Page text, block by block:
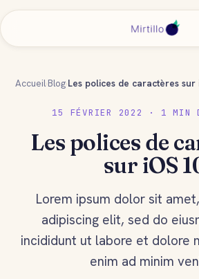
Accueil Blog Les polices de caractères sur
15 FÉVRIER 2022 · 1 MIN
Les polices de
sur iOS
Lorem ipsum dolor sit
adipiscing elit, sed do
incididunt ut labore et dolore
enim ad minim